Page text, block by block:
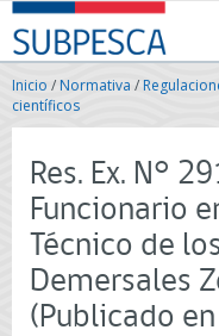
Contenido
principal
SUBPESCA
-
Subsecretaría
de
Pesca
Acuicultura
Gobierno
Chile
Inicio /Normativa /
científicos
Res. Ex. N°
Funcionario
Técnico de
Demersales
(Publicado